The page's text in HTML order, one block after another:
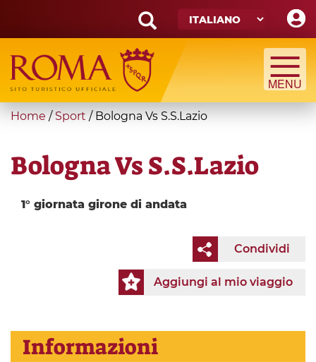
main
content
Search
form
Cerca
You
here
Home / Sport / Bologna Vs S.S.Lazio
Bologna Vs S.S.Lazio
1° giornata girone di andata
Condividi
Aggiungi al mio viaggio
Informazioni